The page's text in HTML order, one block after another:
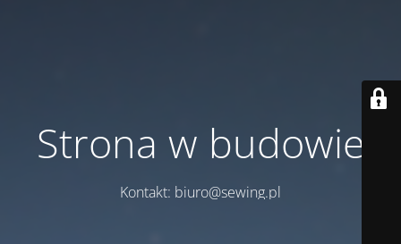
Strona w budowie
Kontakt: biuro@sewing.pl